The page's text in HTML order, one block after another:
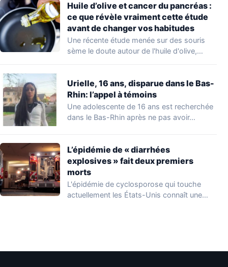
Huile d’olive et cancer du pancréas :
ce que révèle vraiment cette étude
avant de changer vos habitudes
Une récente étude menée sur des souris
sème le doute autour de l'huile d'olive,…
Urielle, 16 ans, disparue dans le Bas-
Rhin: l’appel à témoins
Une adolescente de 16 ans est recherchée
dans le Bas-Rhin après ne pas avoir…
L’épidémie de « diarrhées
explosives » fait deux premiers
morts
L'épidémie de cyclosporose qui touche
actuellement les États-Unis connaît une